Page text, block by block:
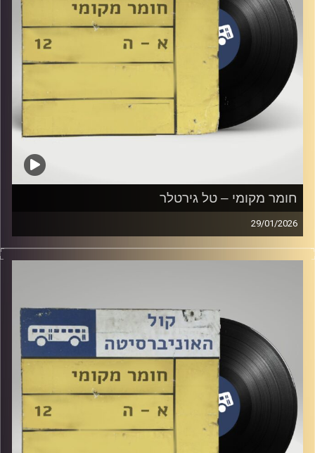
חומר מקומי – טל גירטלר
29/01/2026
שעה של מוזיקה ישראלית עם טל גירטלר